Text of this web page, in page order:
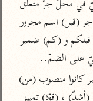
معاصرة
الميسر
المختصر في
التفسير
تفسير السعدي
(من) حرف جر (قبل) اسم مجرور
بحرف الجرّ متعلّق بمحذوف صلة أي مضوا من قبلكم و (كم) ضمير
على الضمّ..